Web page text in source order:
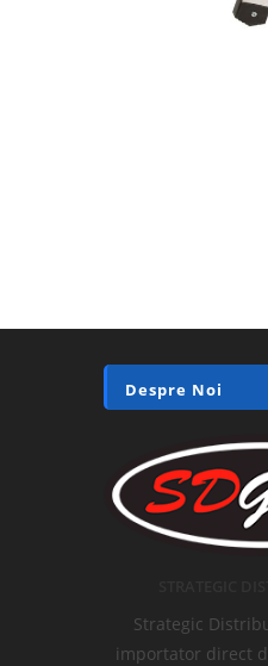
Despre Noi
Strategic
importator direct